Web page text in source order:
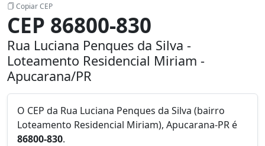
Copiar CEP
CEP 86800-830
Rua Luciana Penques da Silva -
Loteamento Residencial Miriam -
Apucarana/PR
O CEP da Rua Luciana Penques da Silva (bairro
Loteamento Residencial Miriam), Apucarana-PR é
86800-830.